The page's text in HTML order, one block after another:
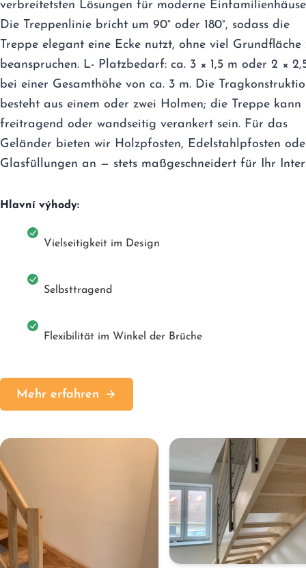
verbreitetsten Lösungen für moderne
Die Treppenlinie bricht um 90° oder 180°, sodass die
Treppe elegant eine Ecke nutzt, ohne viel Grundfläche
beanspruchen. L- Platzbedarf: ca. 3 × 1,5 m oder 2 ×
bei einer Gesamthöhe von ca. 3 m. Die
besteht aus einem oder zwei Holmen; die Treppe kann
freitragend oder wandseitig verankert sein. Für das
Geländer bieten wir Holzpfosten, Edelstahlpfosten
Glasfüllungen an — stets maßgeschneidert für Ihr
Hlavní výhody:
Vielseitigkeit im Design
Selbsttragend
Flexibilität im Winkel der Brüche
Mehr erfahren